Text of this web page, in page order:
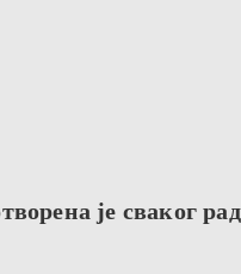
је сваког